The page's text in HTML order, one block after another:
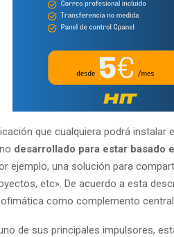
que cualquiera podrá instalar
desarrollado para estar basado
ejemplo, una solución para
etc». De acuerdo a esta
como complemento central.
de sus principales impulsores,